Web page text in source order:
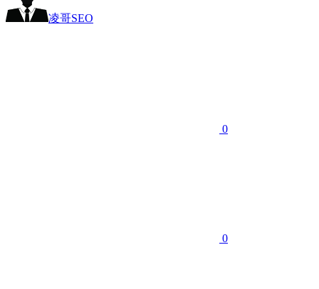
凌哥SEO
0
0